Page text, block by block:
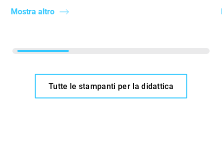
Mostra altro
Tutte le stampanti per la didattica